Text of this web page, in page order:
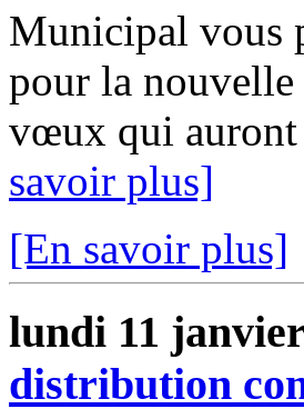
Municipal vous
pour la
vœux qui auront
savoir plus]
[En savoir plus]
lundi 11
distribution